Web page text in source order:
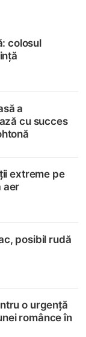
colosul
a
cu succes
extreme pe
aer
posibil rudă
o urgență
românce în